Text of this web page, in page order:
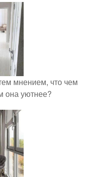
мнением, что чем
она уютнее?